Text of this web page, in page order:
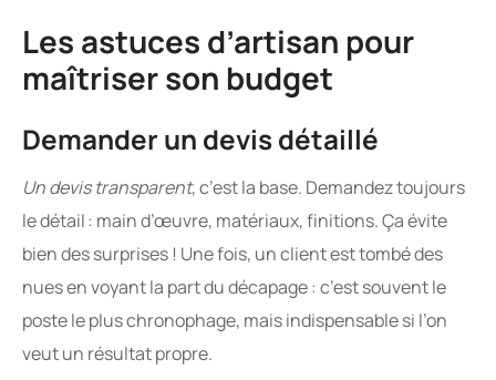
Les astuces d’artisan pour
maîtriser son budget
Demander un devis détaillé
Un devis transparent, c’est la base. Demandez toujours
le détail : main d’œuvre, matériaux, finitions. Ça évite
bien des surprises ! Une fois, un client est tombé des
nues en voyant la part du décapage : c’est souvent le
poste le plus chronophage, mais indispensable si l’on
veut un résultat propre.